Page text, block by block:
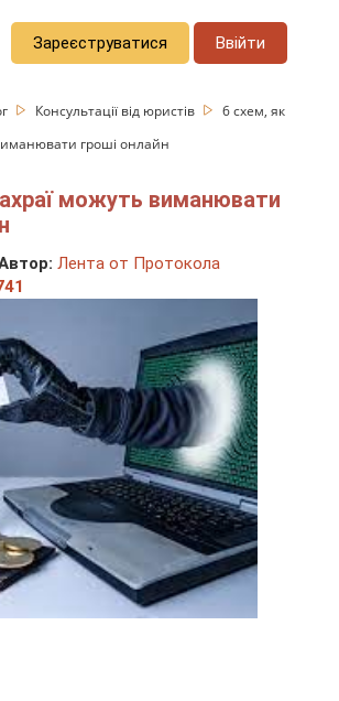
Зареєструватися Ввійти
Консультації від юристів
6 схем, як
гроші онлайн
можуть виманювати
Лента от Протокола